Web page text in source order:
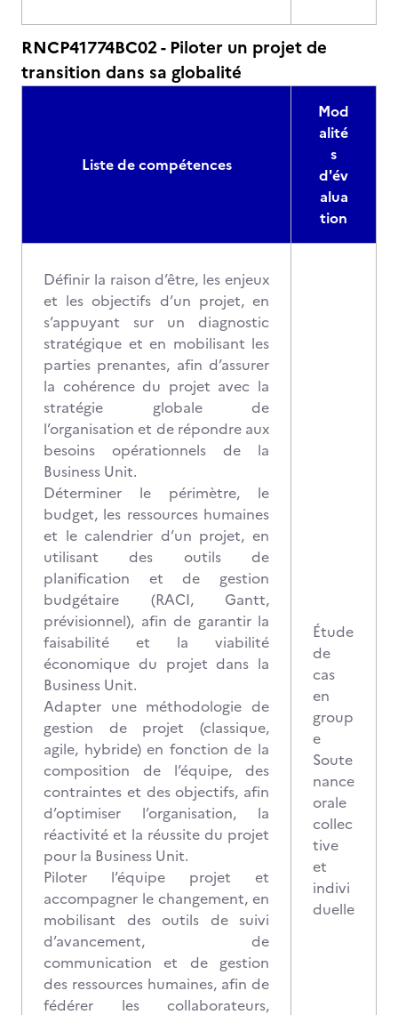
RNCP41774BC02 - Piloter un projet de
transition dans sa globalité
Liste de compétences
Mod
alité
s
d'év
alua
tion
Définir la raison d’être, les enjeux
et les objectifs d’un projet, en
s’appuyant sur un diagnostic
stratégique et en mobilisant les
parties prenantes, afin d’assurer
la cohérence du projet avec la
stratégie globale de
l’organisation et de répondre aux
besoins opérationnels de la
Business Unit.
Déterminer le périmètre, le
budget, les ressources humaines
et le calendrier d’un projet, en
utilisant des outils de
planification et de gestion
budgétaire (RACI, Gantt,
prévisionnel), afin de garantir la
faisabilité et la viabilité
économique du projet dans la
Business Unit.
Adapter une méthodologie de
gestion de projet (classique,
agile, hybride) en fonction de la
composition de l’équipe, des
contraintes et des objectifs, afin
d’optimiser l’organisation, la
réactivité et la réussite du projet
pour la Business Unit.
Piloter l’équipe projet et
accompagner le changement, en
mobilisant des outils de suivi
d’avancement, de
communication et de gestion
des ressources humaines, afin de
fédérer les collaborateurs,
Étude
de
cas
en
group
e
Soute
nance
orale
collec
tive
et
indivi
duelle